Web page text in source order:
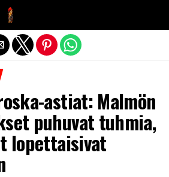
astiat: Malmön
puhuvat tuhmia,
lopettaisivat
mobile version